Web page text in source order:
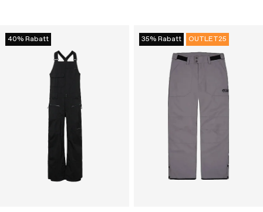
40% Rabatt 35% Rabatt OUTLET25